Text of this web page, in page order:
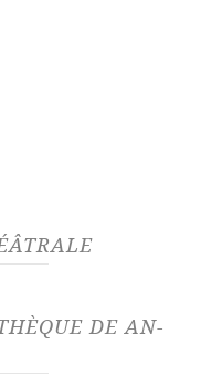
DE AN-